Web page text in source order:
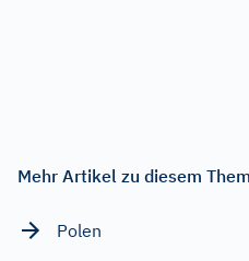
Mehr Artikel zu diesem
Polen